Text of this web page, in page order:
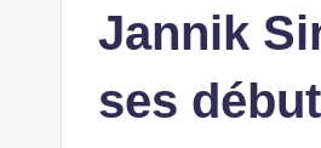
Jannik
ses